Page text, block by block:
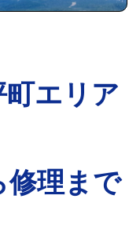
エリア
修理まで